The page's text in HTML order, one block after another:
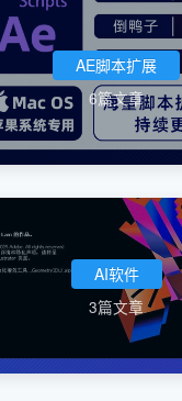
AE脚本扩展
6篇文章
AI软件
3篇文章